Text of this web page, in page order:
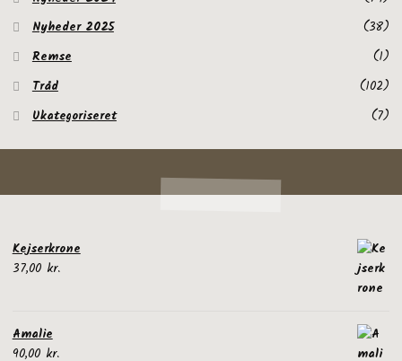
Nyheder 2025
(38)
Remse
(1)
Tråd
(102)
Ukategoriseret
(7)
Kejserkrone
37,00 kr.
Amalie
90,00 kr.